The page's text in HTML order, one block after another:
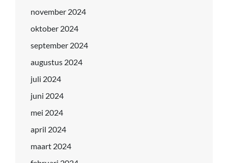
november 2024
oktober 2024
september 2024
augustus 2024
juli 2024
juni 2024
mei 2024
april 2024
maart 2024